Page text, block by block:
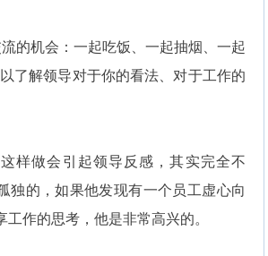
机会：一起吃饭、一起抽烟、一起
了解领导对于你的看法、对于工作的
做会引起领导反感，其实完全不
独的，如果他发现有一个员工虚心向
工作的思考，他是非常高兴的。